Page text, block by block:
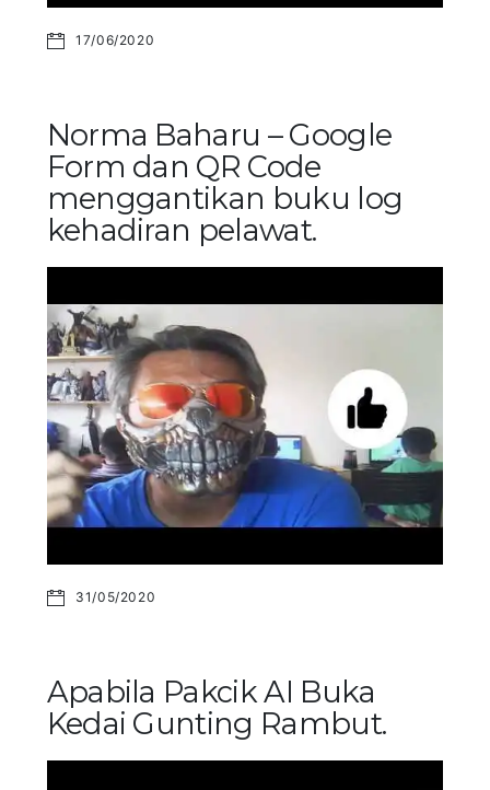
17/06/2020
Norma Baharu – Google
Form dan QR Code
menggantikan buku log
kehadiran pelawat.
31/05/2020
Apabila Pakcik AI Buka
Kedai Gunting Rambut.